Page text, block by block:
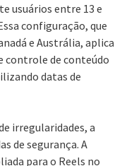
usuários entre 13 e
configuração, que
e Austrália, aplica
controle de conteúdo
datas de
irregularidades, a
de segurança. A
para o Reels no